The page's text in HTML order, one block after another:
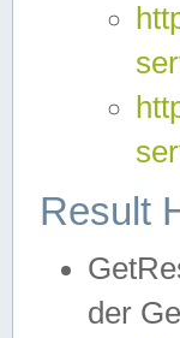
Result
der